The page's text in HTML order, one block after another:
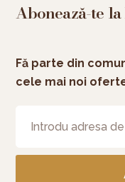
Abonează-te
Fă parte din
cele mai noi